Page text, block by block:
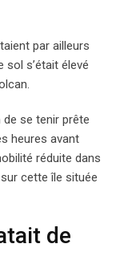
par ailleurs
sol s’était élevé
se tenir prête
heures avant
réduite dans
cette île située
de